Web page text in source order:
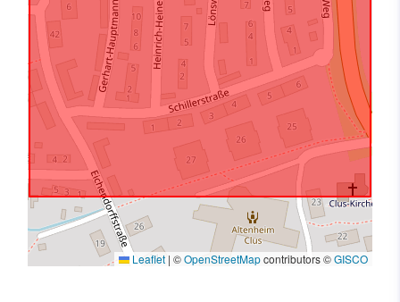
Leaflet | ©OpenStreetMapcontributors ©GISCO